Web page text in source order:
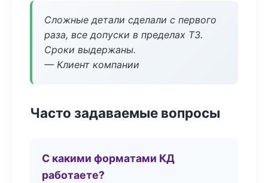
Сложные детали сделали с первого
раза, все допуски в пределах ТЗ.
Сроки выдержаны.
— Клиент компании
Часто задаваемые вопросы
С какими форматами КД
работаете?